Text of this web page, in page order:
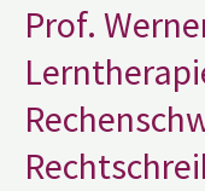
Prof.
Online-
Lerntherapie
bei
Rechenschwäche
und
Lese-
Rechtschreib-
Schwäche